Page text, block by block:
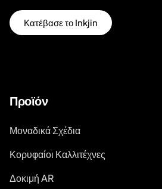
Κατέβασε το Inkjin
Προϊόν
Μοναδικά Σχέδια
Κορυφαίοι Καλλιτέχνες
Δοκιμή AR